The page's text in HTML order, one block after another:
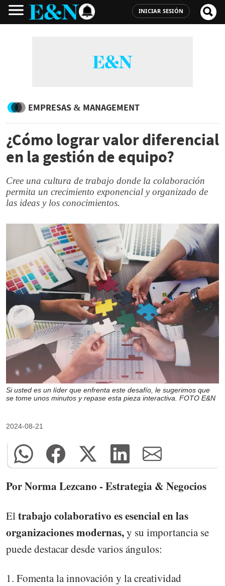
INICIAR SESIÓN
EMPRESAS & MANAGEMENT
¿Cómo lograr valor diferencial
en la gestión de equipo?
Cree una cultura de trabajo donde la colaboración
permita un crecimiento exponencial y organizado de
las ideas y los conocimientos.
Si usted es un líder que enfrenta este desafío, le sugerimos que
se tome unos minutos y repase esta pieza interactiva. FOTO E&N
2024-08-21
Por Norma Lezcano - Estrategia & Negocios
El trabajo colaborativo es esencial en las
organizaciones modernas,y su importancia se
puede destacar desde varios ángulos:
1. Fomenta la innovación y la creatividad